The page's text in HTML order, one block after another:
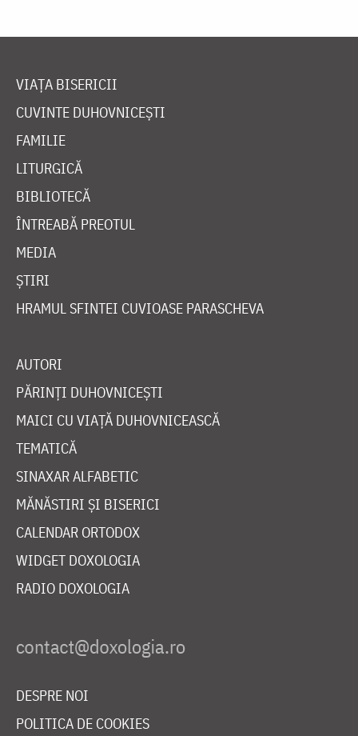
VIAȚA BISERICII
CUVINTE DUHOVNICEȘTI
FAMILIE
LITURGICĂ
BIBLIOTECĂ
ÎNTREABĂ PREOTUL
MEDIA
ȘTIRI
HRAMUL SFINTEI CUVIOASE PARASCHEVA
AUTORI
PĂRINȚI DUHOVNICEȘTI
MAICI CU VIAȚĂ DUHOVNICEASCĂ
TEMATICĂ
SINAXAR ALFABETIC
MĂNĂSTIRI ȘI BISERICI
CALENDAR ORTODOX
WIDGET DOXOLOGIA
RADIO DOXOLOGIA
DESPRE NOI
POLITICA DE COOKIES